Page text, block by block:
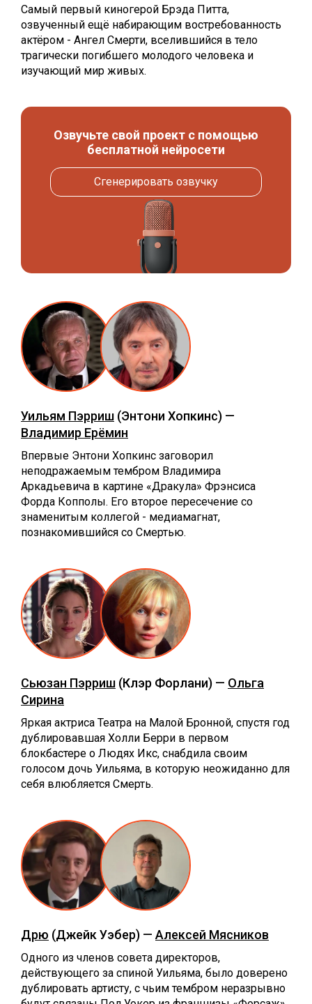
Самый первый киногерой Брэда Питта,
озвученный ещё набирающим востребованность
актёром - Ангел Смерти, вселившийся в тело
трагически погибшего молодого человека и
изучающий мир живых.
Озвучьте свой проект с помощью
бесплатной нейросети
Сгенерировать озвучку
Уильям Пэрриш (Энтони Хопкинс) —
Владимир Ерёмин
Впервые Энтони Хопкинс заговорил
неподражаемым тембром Владимира
Аркадьевича в картине «Дракула» Фрэнсиса
Форда Копполы. Его второе пересечение со
знаменитым коллегой - медиамагнат,
познакомившийся со Смертью.
Сьюзан Пэрриш (Клэр Форлани) — Ольга
Сирина
Яркая актриса Театра на Малой Бронной, спустя год
дублировавшая Холли Берри в первом
блокбастере о Людях Икс, снабдила своим
голосом дочь Уильяма, в которую неожиданно для
себя влюбляется Смерть.
Дрю (Джейк Уэбер) — Алексей Мясников
Одного из членов совета директоров,
действующего за спиной Уильяма, было доверено
дублировать артисту, с чьим тембром неразрывно